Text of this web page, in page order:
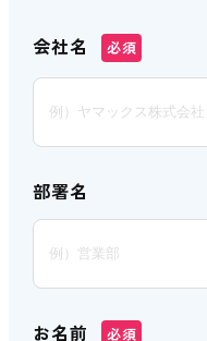
会社名 必須
部署名
お名前 必須